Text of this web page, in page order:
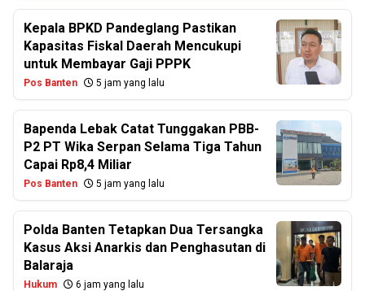
Kepala BPKD Pandeglang Pastikan
Kapasitas Fiskal Daerah Mencukupi
untuk Membayar Gaji PPPK
Pos Banten 5 jam yang lalu
Bapenda Lebak Catat Tunggakan PBB-
P2 PT Wika Serpan Selama Tiga Tahun
Capai Rp8,4 Miliar
Pos Banten 5 jam yang lalu
Polda Banten Tetapkan Dua Tersangka
Kasus Aksi Anarkis dan Penghasutan di
Balaraja
Hukum 6 jam yang lalu